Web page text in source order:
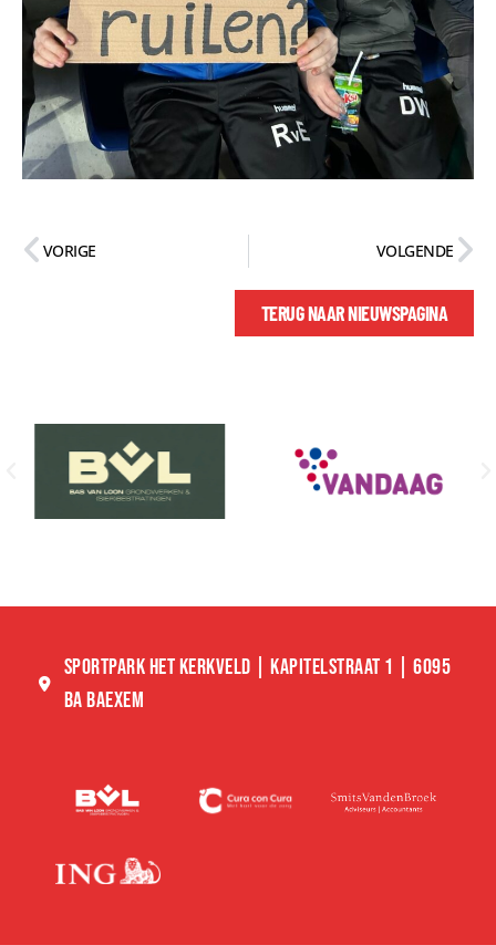
VORIGE VOLGENDE
TERUG NAAR NIEUWSPAGINA
SPORTPARK HET KERKVELD | KAPITELSTRAAT 1 | 6095
BA BAEXEM